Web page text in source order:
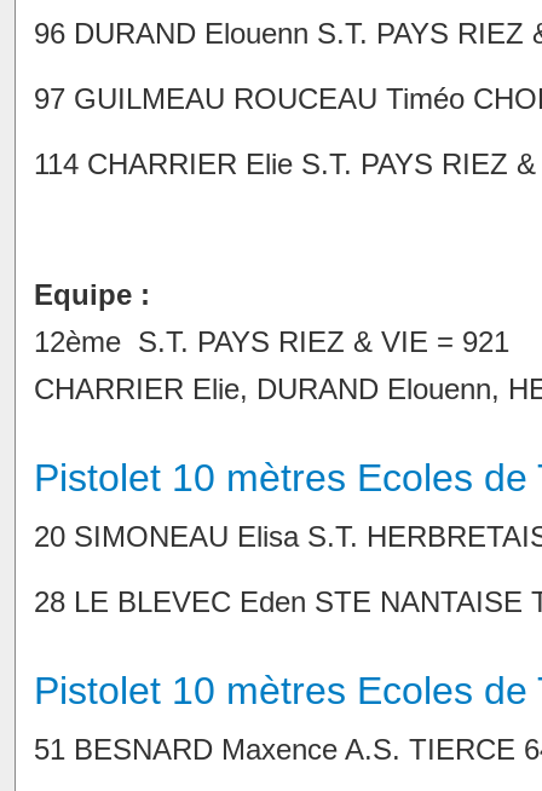
96 DURAND Elouenn S.T. PAYS
97 GUILMEAU ROUCEAU Timéo
114 CHARRIER Elie S.T. PAYS RIEZ
Equipe :
12ème S.T. PAYS RIEZ & VIE = 921
CHARRIER Elie, DURAND Elouenn,
Pistolet 10 mètres Ecoles de
20 SIMONEAU Elisa S.T.
28 LE BLEVEC Eden STE NANTAISE
Pistolet 10 mètres Ecoles
51 BESNARD Maxence A.S. TIERCE